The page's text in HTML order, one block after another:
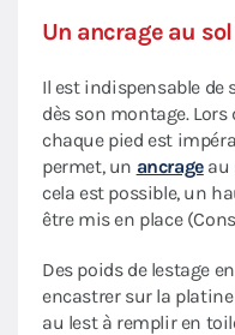
Un ancrage au
Il est indispensable
dès son montage.
chaque pied est
permet, un ancrageau
cela est possible, un
être mis en place
Des poids de lestage
encastrer sur la
au lest à remplir en